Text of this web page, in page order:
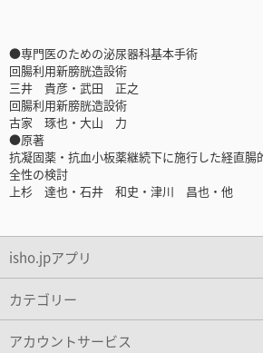
●専門医のための泌尿器科基本手術
回腸利用新膀胱造設術
三井 貴彦・武田 正之
回腸利用新膀胱造設術
古家 琢也・大山 力
●原著
抗凝固薬・抗血小板薬継続下に施行した経直腸
全性の検討
上杉 達也・石井 和史・津川 昌也・他
isho.jpアプリ
カテゴリー
アカウントサービス